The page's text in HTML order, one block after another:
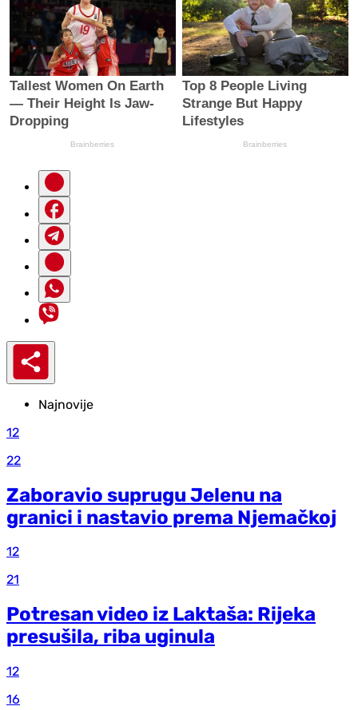
Najnovije
12
22
Zaboravio suprugu Jelenu na
granici i nastavio prema Njemačkoj
12
21
Potresan video iz Laktaša: Rijeka
presušila, riba uginula
12
16